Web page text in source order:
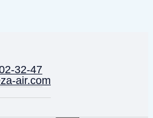
32-47
air.com